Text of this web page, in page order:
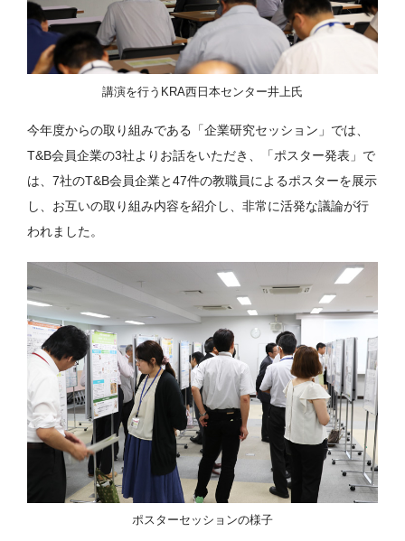
講演を行うKRA西日本センター井上氏
今年度からの取り組みである「企業研究セッション」では、
T&B会員企業の3社よりお話をいただき、「ポスター発表」で
は、7社のT&B会員企業と47件の教職員によるポスターを展示
し、お互いの取り組み内容を紹介し、非常に活発な議論が行
われました。
ポスターセッションの様子